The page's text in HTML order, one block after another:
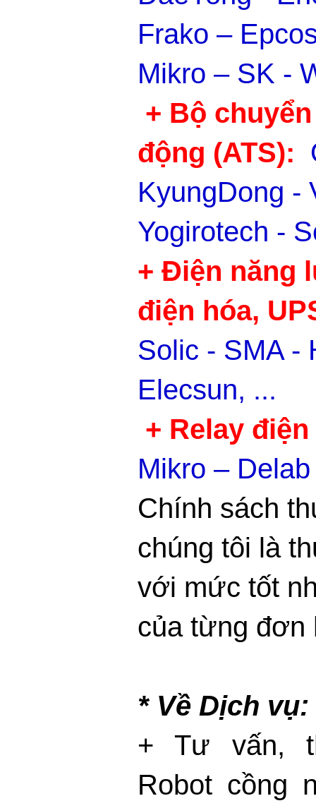
Frako –
Mikro – SK -
+ Bộ
động (ATS):
KyungDong -
Yogirotech -
+ Điện năng
điện hóa,
Solic - SMA -
Elecsun, ...
+ Relay
Mikro –
Chính sách
chúng tôi là
với mức tốt
của từng đơn
* Về Dịch vụ:
+ Tư vấn,
Robot cồng